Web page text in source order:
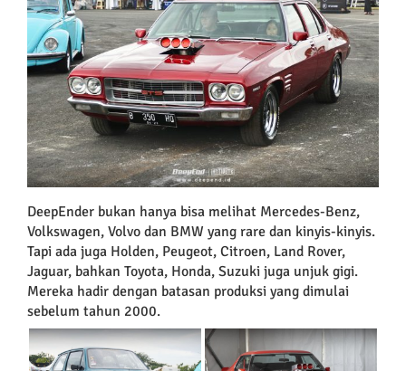
DeepEnder bukan hanya bisa melihat Mercedes-Benz,
Volkswagen, Volvo dan BMW yang rare dan kinyis-kinyis.
Tapi ada juga Holden, Peugeot, Citroen, Land Rover,
Jaguar, bahkan Toyota, Honda, Suzuki juga unjuk gigi.
Mereka hadir dengan batasan produksi yang dimulai
sebelum tahun 2000.